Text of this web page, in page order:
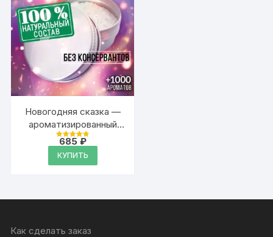
Новогодняя сказка —
ароматизированный
тальк для тела
Оценка
из 5
685 ₽
КУПИТЬ
Как сделать заказ